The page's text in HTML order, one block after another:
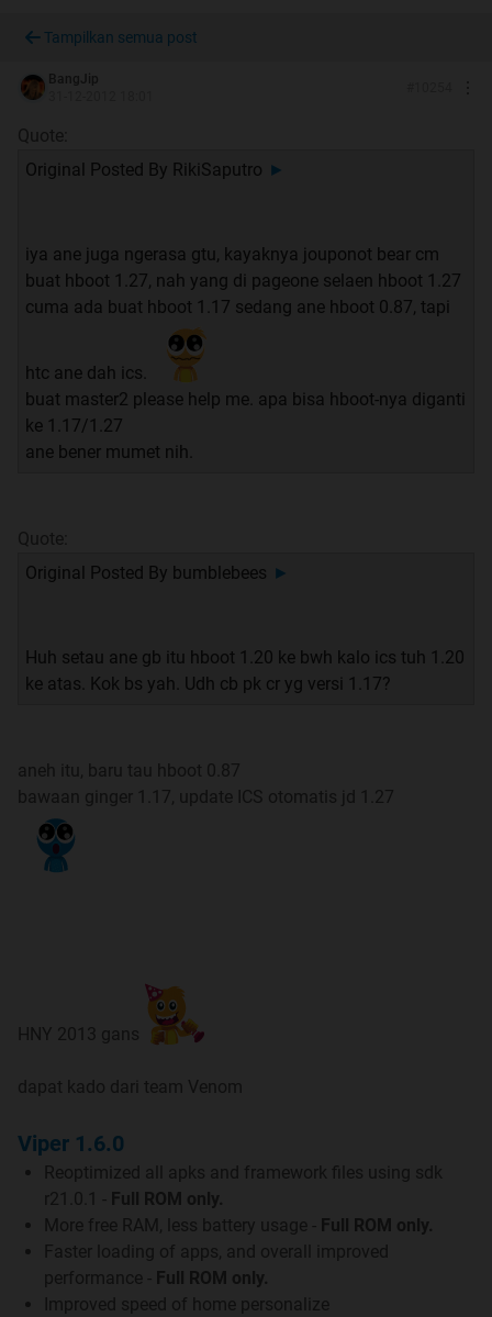
2. FAQ (Frequently Ask Question)
Pertanyaan yang sering muncul mengenai HTC
Sensation / XE
3. General Info
Informasi umum mengenai HTC Sensation / XE
5. Custom Rom & Kernel Update
6. Mods + Tips & Tricks
Mod ta,bahan + Tips dan trik mengenai HTC Sensation /
XE akan dibahas disini
Aplikasi dan Games keren untuk memaksimalkan HTC
Sensation / XE kamu dibahas di sini
changelog update pageone
Spoiler
for"":
Tampilkan semua post
BangJip
Quote:
Original Posted By RikiSaputro ►
iya ane juga ngerasa gtu, kayaknya jouponot bear cm
buat hboot 1.27, nah yang di pageone selaen hboot 1.27
cuma ada buat hboot 1.17 sedang ane hboot 0.87, tapi
htc ane dah ics.
buat master2 please help me. apa bisa hboot-nya diganti
ke 1.17/1.27
ane bener mumet nih.
Quote:
Original Posted By bumblebees ►
Huh setau ane gb itu hboot 1.20 ke bwh kalo ics tuh 1.20
ke atas. Kok bs yah. Udh cb pk cr yg versi 1.17?
aneh itu, baru tau hboot 0.87
bawaan ginger 1.17, update ICS otomatis jd 1.27
HNY 2013 gans
dapat kado dari team Venom
Viper 1.6.0
Reoptimized all apks and framework files using sdk
r21.0.1 - Full ROM only.
More free RAM, less battery usage - Full ROM only.
Faster loading of apps, and overall improved
performance - Full ROM only.
Improved speed of home personalize